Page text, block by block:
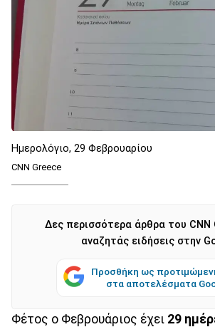
Ημερολόγιο, 29 Φεβρουαρίου
CNN Greece
Δες περισσότερα άρθρα του CNN
αναζητάς ειδήσεις στην
Προσθήκη ως
στα αποτελέσματα
Φέτος ο Φεβρουάριος έχει 29